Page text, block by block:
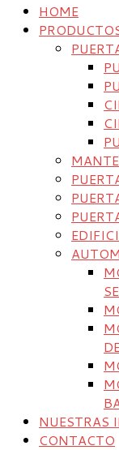
HOME
NUESTRAS
CONTACTO